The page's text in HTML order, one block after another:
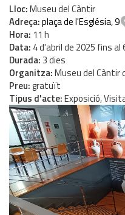
Lloc Museu del Càntir
Adreça plaça de l'Església, 9
Hora 11 h
Data 4d'abrilde 2025 fins al
Durada 3 dies
Organitza Museu del Càntir
Preu gratuït
Tipus d'acte Exposició,